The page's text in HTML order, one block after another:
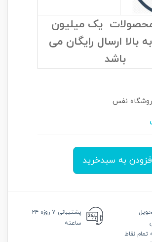
یک میلیون
بالا ارسال رایگان می
باشد
نفس
به سبدخرید
تمام نقاط
پشتیبانی
۷ روزه ۲۴
ساعته